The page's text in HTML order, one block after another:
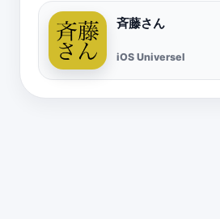
斉藤さん
iOS Universel